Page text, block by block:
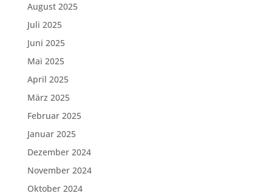
August 2025
Juli 2025
Juni 2025
Mai 2025
April 2025
März 2025
Februar 2025
Januar 2025
Dezember 2024
November 2024
Oktober 2024